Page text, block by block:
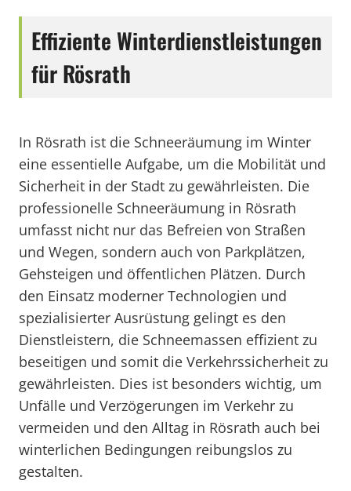
Effiziente Winterdienstleistungen
für Rösrath
In Rösrath ist die Schneeräumung im Winter
eine essentielle Aufgabe, um die Mobilität und
Sicherheit in der Stadt zu gewährleisten. Die
professionelle Schneeräumung in Rösrath
umfasst nicht nur das Befreien von Straßen
und Wegen, sondern auch von Parkplätzen,
Gehsteigen und öffentlichen Plätzen. Durch
den Einsatz moderner Technologien und
spezialisierter Ausrüstung gelingt es den
Dienstleistern, die Schneemassen effizient zu
beseitigen und somit die Verkehrssicherheit zu
gewährleisten. Dies ist besonders wichtig, um
Unfälle und Verzögerungen im Verkehr zu
vermeiden und den Alltag in Rösrath auch bei
winterlichen Bedingungen reibungslos zu
gestalten.